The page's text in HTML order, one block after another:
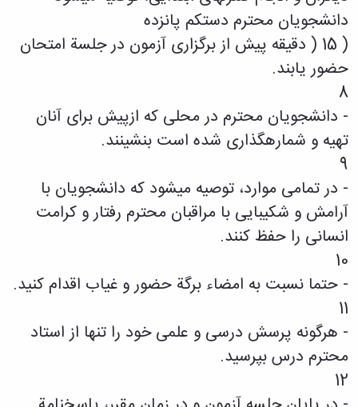
دوفصلنامه
علمی
رویکردهای
حقوق
سیاسی
علمی
مدیریت
محیط‌های
یادگیری
در
آموزش
عالی
دوفصلنامه
پژوهش‌های
نوین
دانشجویان محترم دستکم پانزده
( 15 ( دقیقه پیش از برگزاری آزمون در جلسة امتحان
حضور یابند.
8
- دانشجویان محترم در محلی که ازپیش برای آنان
تهیه و شمارهگذاری شده است بنشینند.
9
- در تمامی موارد، توصیه میشود که دانشجویان با
آرامش و شکیبایی با مراقبان محترم رفتار و کرامت
انسانی را حفظ کنند.
10
- حتما نسبت به امضاء برگة حضور و غیاب اقدام کنید.
11
- هرگونه پرسش درسی و علمی خود را تنها از استاد
محترم درس بپرسید.
12